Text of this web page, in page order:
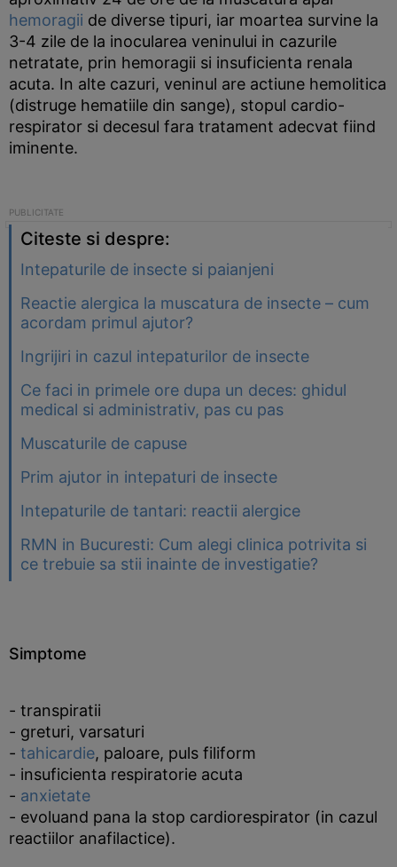
hemoragii de diverse tipuri, iar moartea survine la
3-4 zile de la inocularea veninului in cazurile
netratate, prin hemoragii si insuficienta renala
acuta. In alte cazuri, veninul are actiune hemolitica
(distruge hematiile din sange), stopul cardio-
respirator si decesul fara tratament adecvat fiind
iminente.
Citeste si despre:
Intepaturile de insecte si paianjeni
Reactie alergica la muscatura de insecte – cum
acordam primul ajutor?
Ingrijiri in cazul intepaturilor de insecte
Ce faci in primele ore dupa un deces: ghidul
medical si administrativ, pas cu pas
Muscaturile de capuse
Prim ajutor in intepaturi de insecte
Intepaturile de tantari: reactii alergice
RMN in Bucuresti: Cum alegi clinica potrivita si
ce trebuie sa stii inainte de investigatie?
Simptome
- transpiratii
- greturi, varsaturi
- tahicardie, paloare, puls filiform
- insuficienta respiratorie acuta
- anxietate
- evoluand pana la stop cardiorespirator (in cazul
reactiilor anafilactice).